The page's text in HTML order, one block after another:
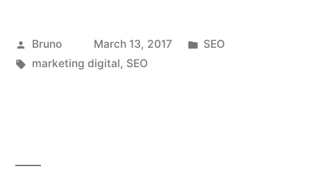
Posted
by
Bruno March 13, 2017
Posted
SEO
Tags:
marketing digital, SEO